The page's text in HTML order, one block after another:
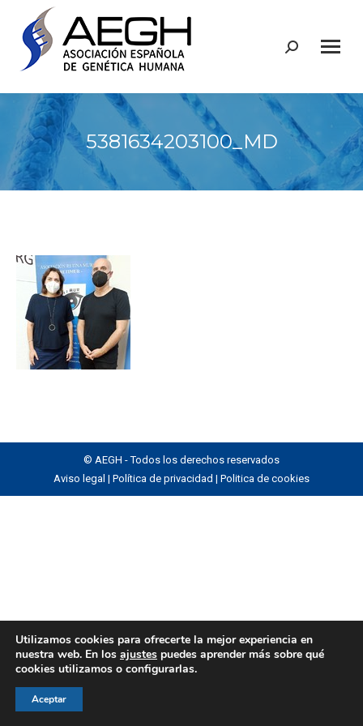
Buscar:
5381634203100_MD
© AEGH - Todos los derechos reservados
Aviso legal | Política de privacidad | Politica de cookies
Utilizamos cookies para ofrecerte la mejor experiencia en
nuestra web. En los ajustes puedes aprender más sobre qué
cookies utilizamos o configurarlas.
Aceptar